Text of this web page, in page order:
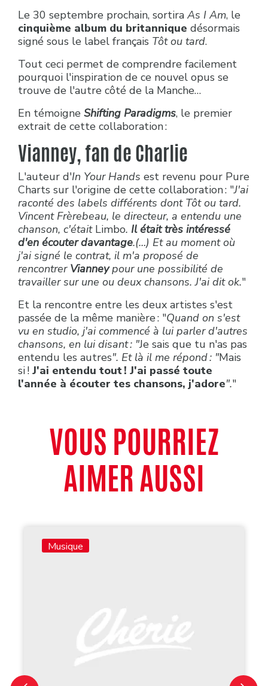
Le 30 septembre prochain, sortira As I Am, le
cinquième album du britannique désormais
signé sous le label français Tôt ou tard.
Tout ceci permet de comprendre facilement
pourquoi l'inspiration de ce nouvel opus se
trouve de l'autre côté de la Manche…
En témoigne Shifting Paradigms, le premier
extrait de cette collaboration :
Vianney, fan de Charlie
L'auteur d'In Your Hands est revenu pour Pure
Charts sur l'origine de cette collaboration : "J'ai
raconté des labels différents dont Tôt ou tard.
Vincent Frèrebeau, le directeur, a entendu une
chanson, c'était Limbo. Il était très intéressé
d'en écouter davantage.(…) Et au moment où
j'ai signé le contrat, il m'a proposé de
rencontrer Vianneypour une possibilité de
travailler sur une ou deux chansons. J'ai dit ok."
Et la rencontre entre les deux artistes s'est
passée de la même manière : "Quand on s'est
vu en studio, j'ai commencé à lui parler d'autres
chansons, en lui disant : "Je sais que tu n'as pas
entendu les autres". Et là il me répond : "Mais
si ! J'ai entendu tout ! J'ai passé toute
l'année à écouter tes chansons, j'adore"."
VOUS POURRIEZ
AIMER AUSSI
Musique